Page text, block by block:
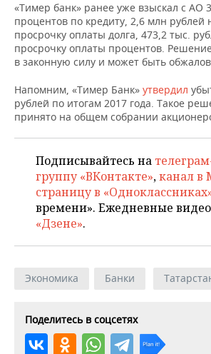
ФИГУРНОЕ КАТАНИЕ
ВОДНЫЕ ВИДЫ СПОРТА
ХОККЕЙ С МЯЧОМ
МЕДИЦИНА
ОБРАЗОВАНИЕ
ПРОИСШЕСТВИЯ
«Тимер банк» ранее уже взыскал с АО
процентов по кредиту, 2,6 млн рублей
просрочку оплаты долга, 473,2 тыс.
просрочку оплаты процентов.
в законную силу и может быть
Напомним, «Тимер Банк» утвердил
рублей по итогам 2017 года. Такое
принято на общем собрании
Подписывайтесь на
группу «ВКонтакте»,канал в
страницу в
времени». Ежедневные
«Дзене».
Экономика Банки
Поделитесь в соцсетях